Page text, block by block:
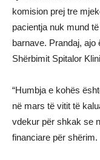
komision prej tre
pacientja nuk mund
barnave. Prandaj, ajo
Shërbimit Spitalor
“Humbja e kohës
në mars të vitit të
vdekur për shkak se
financiare për shërim.